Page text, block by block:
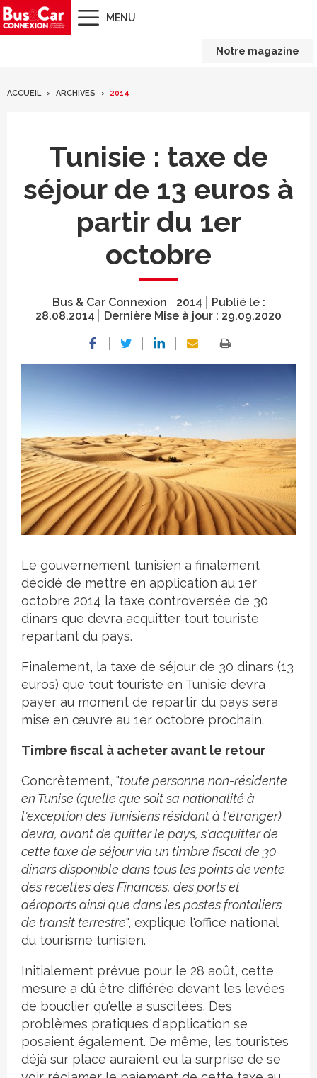
MENU
Notre magazine
ACCUEIL ARCHIVES 2014
Tunisie : taxe de
séjour de 13 euros à
partir du 1er
octobre
Bus & Car Connexion 2014
Publié le :
28.08.2014
Dernière Mise à jour : 29.09.2020
Crédit photo
Le gouvernement tunisien a finalement
décidé de mettre en application au 1er
octobre 2014 la taxe controversée de 30
dinars que devra acquitter tout touriste
repartant du pays.
Finalement, la taxe de séjour de 30 dinars (13
euros) que tout touriste en Tunisie devra
payer au moment de repartir du pays sera
mise en œuvre au 1er octobre prochain.
Timbre fiscal à acheter avant le retour
Concrètement, "toute personne non-résidente
en Tunise (quelle que soit sa nationalité à
l'exception des Tunisiens résidant à l'étranger)
devra, avant de quitter le pays, s'acquitter de
cette taxe de séjour via un timbre fiscal de 30
dinars disponible dans tous les points de vente
des recettes des Finances, des ports et
aéroports ainsi que dans les postes frontaliers
de transit terrestre", explique l'office national
du tourisme tunisien.
Initialement prévue pour le 28 août, cette
mesure a dû être différée devant les levées
de bouclier qu'elle a suscitées. Des
problèmes pratiques d'application se
posaient également. De même, les touristes
déjà sur place auraient eu la surprise de se